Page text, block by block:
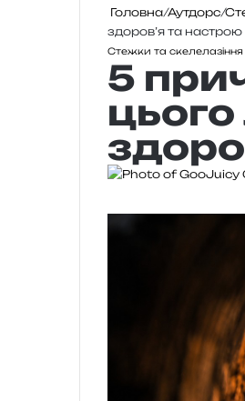
Головна/Аутдорс/
здоров’я та настрою
Стежки та скелелазіння
5
цього